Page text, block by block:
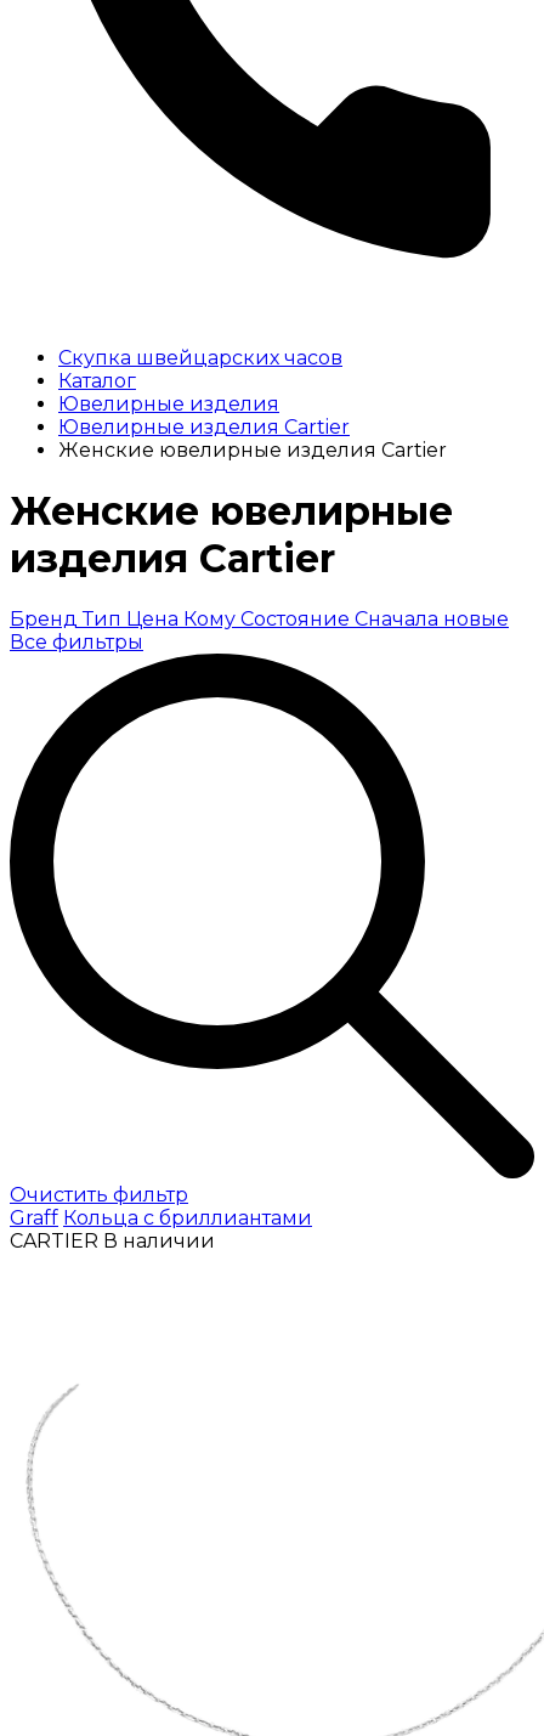
Скупка швейцарских часов
Каталог
Ювелирные изделия
Ювелирные изделия Cartier
Женские ювелирные изделия Cartier
Женские ювелирные
изделия Cartier
Бренд Тип Цена Кому Состояние Сначала новые
Все фильтры
Очистить фильтр
Graff Кольца с бриллиантами
CARTIER В наличии